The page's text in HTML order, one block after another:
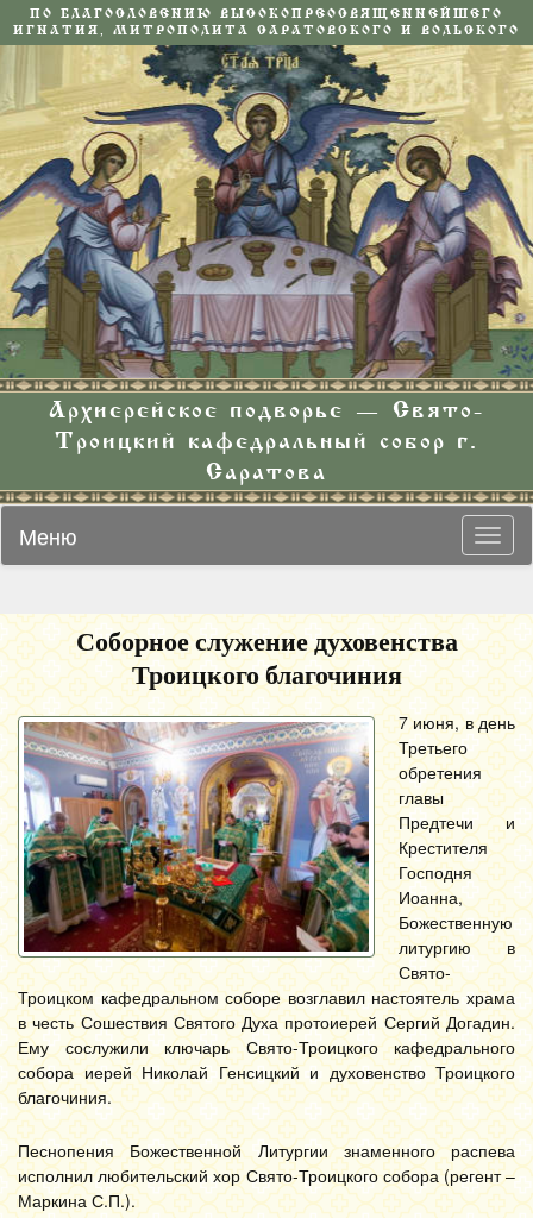
ПО БЛАГОСЛОВЕНИЮ ВЫСОКОПРЕОСВЯЩЕННЕЙШЕГО
ИГНАТИЯ, МИТРОПОЛИТА САРАТОВСКОГО И ВОЛЬСКОГО
Архиерейское подворье — Свято-
Троицкий кафедральный собор г.
Саратова
Меню
Соборное служение духовенства
Троицкого благочиния
7 июня, в день
Третьего
обретения
главы
Предтечи и
Крестителя
Господня
Иоанна,
Божественную
литургию в
Свято-
Троицком кафедральном соборе возглавил настоятель храма
в честь Сошествия Святого Духа протоиерей Сергий Догадин.
Ему сослужили ключарь Свято-Троицкого кафедрального
собора иерей Николай Генсицкий и духовенство Троицкого
благочиния.
Песнопения Божественной Литургии знаменного распева
исполнил любительский хор Свято-Троицкого собора (регент –
Маркина С.П.).